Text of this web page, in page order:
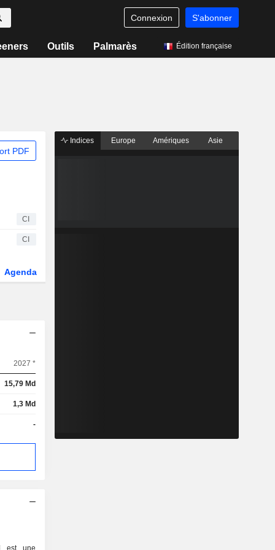
Connexion S'abonner
Outils Palmarès Édition française
PDF
CI
CI
Agenda
2027 *
15,79 Md
1,3 Md
-
est une
Indices Europe Amériques Asie